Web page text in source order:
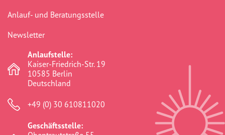
Anlauf- und Beratungsstelle
Newsletter
Anlaufstelle:
Kaiser-Friedrich-Str. 19
10585 Berlin
Deutschland
+49 (0) 30 610811020
Geschäftsstelle: